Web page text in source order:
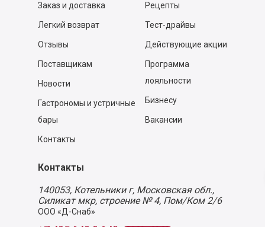
Заказ и доставка
Легкий возврат
Отзывы
Поставщикам
Новости
Гастрономы и устричные
бары
Контакты
Рецепты
Тест-драйвы
Действующие акции
Программа
лояльности
Бизнесу
Вакансии
Контакты
140053, Котельники г, Московская обл.,
Силикат мкр, строение № 4, Пом/Ком 2/6
ООО «Д-Снаб»